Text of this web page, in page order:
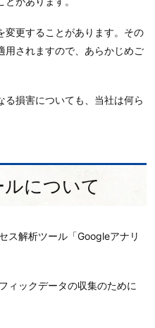
変更することがあります。その
用されますので、あらかじめご
る損害についても、当社は何ら
について
ス解析ツール「Googleアナリ
ィックデータの収集のために